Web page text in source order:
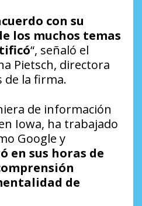
con su
los muchos temas
“, señaló el
Pietsch, directora
de la firma.
de información
Iowa, ha trabajado
Google y
en sus horas de
de